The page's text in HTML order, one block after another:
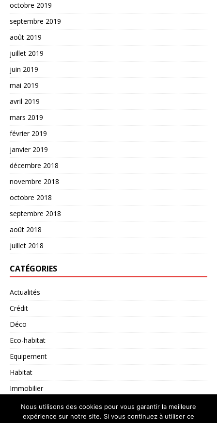
octobre 2019
septembre 2019
août 2019
juillet 2019
juin 2019
mai 2019
avril 2019
mars 2019
février 2019
janvier 2019
décembre 2018
novembre 2018
octobre 2018
septembre 2018
août 2018
juillet 2018
CATÉGORIES
Actualités
Crédit
Déco
Eco-habitat
Equipement
Habitat
Immobilier
Non classé
Nous utilisons des cookies pour vous garantir la meilleure
expérience sur notre site. Si vous continuez à utiliser ce